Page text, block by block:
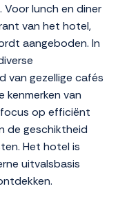
Voor lunch en diner
van het hotel,
aangeboden. In
van gezellige cafés
van
focus op efficiënt
de geschiktheid
Het hotel is
uitvalsbasis